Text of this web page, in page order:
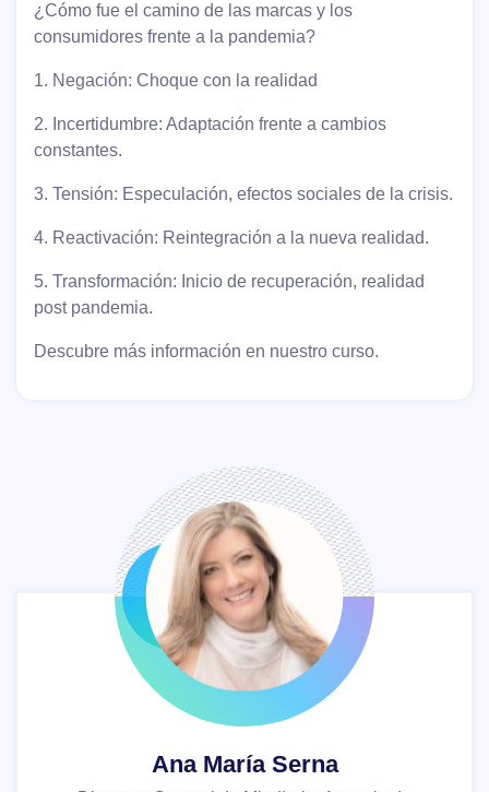
¿Cómo fue el camino de las marcas y los
consumidores frente a la pandemia?
1. Negación: Choque con la realidad
2. Incertidumbre: Adaptación frente a cambios
constantes.
3. Tensión: Especulación, efectos sociales de la crisis.
4. Reactivación: Reintegración a la nueva realidad.
5. Transformación: Inicio de recuperación, realidad
post pandemia.
Descubre más información en nuestro curso.
Ana María Serna